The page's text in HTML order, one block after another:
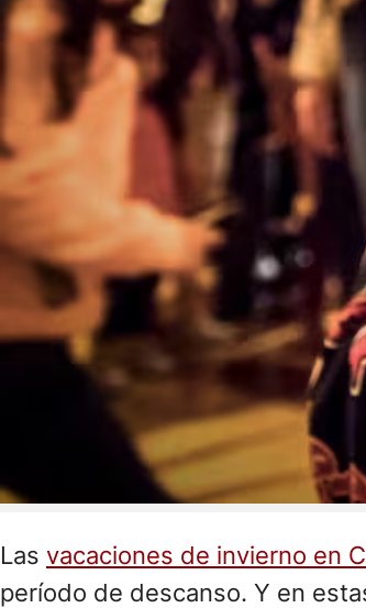
Las vacaciones de invierno en
período de descanso. Y en